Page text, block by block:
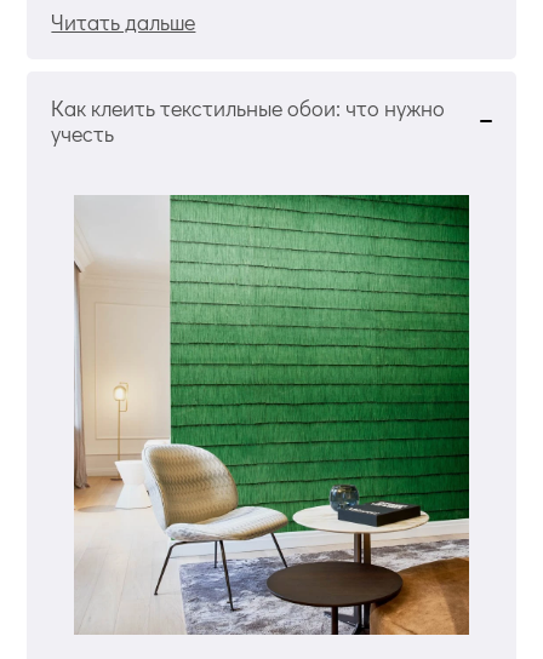
Читать дальше
Как клеить текстильные обои: что нужно
учесть